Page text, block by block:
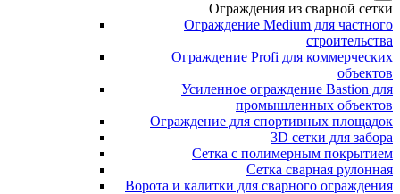
Ограждения из сварной сетки
Ограждение Medium для частного
строительства
Ограждение Profi для коммерческих
объектов
Усиленное ограждение Bastion для
промышленных объектов
Ограждение для спортивных площадок
3D сетки для забора
Сетка с полимерным покрытием
Сетка сварная рулонная
Ворота и калитки для сварного ограждения